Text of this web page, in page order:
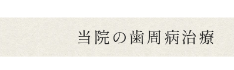
当院の歯周病治療